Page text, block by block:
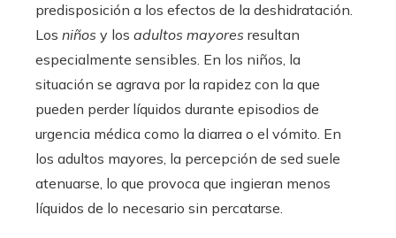
predisposición a los efectos de la deshidratación.
Los niños y los adultos mayores resultan
especialmente sensibles. En los niños, la
situación se agrava por la rapidez con la que
pueden perder líquidos durante episodios de
urgencia médica como la diarrea o el vómito. En
los adultos mayores, la percepción de sed suele
atenuarse, lo que provoca que ingieran menos
líquidos de lo necesario sin percatarse.